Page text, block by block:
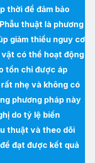
thời để đảm bảo
thuật là phương
giảm thiểu nguy cơ
có thể hoạt động
tồn chỉ được áp
nhẹ và không có
phương pháp này
do tỷ lệ biến
thuật và theo dõi
đạt được kết quả